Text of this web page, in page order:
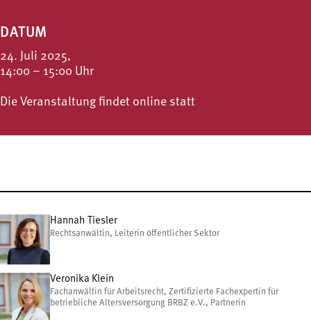
DATUM
24. Juli 2025,
14:00 – 15:00 Uhr
Die Veranstaltung findet online statt
Hannah Tiesler
Rechtsanwältin, Leiterin öffentlicher Sektor
Veronika Klein
Fachanwältin für Arbeitsrecht, Zertifizierte Fachexpertin für
betriebliche Altersversorgung BRBZ e.V., Partnerin